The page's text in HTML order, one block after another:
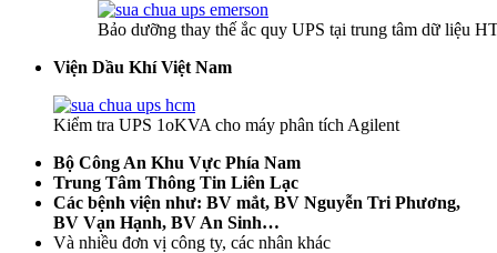
Bảo dưỡng thay thế ắc quy UPS tại trung tâm dữ liệu
Viện Dầu Khí Việt Nam
Kiểm tra UPS 1oKVA cho máy phân tích Agilent
Bộ Công An Khu Vực Phía Nam
Trung Tâm Thông Tin Liên Lạc
Các bệnh viện như: BV mắt, BV Nguyễn Tri Phương,
BV Vạn Hạnh, BV An Sinh…
Và nhiều đơn vị công ty, các nhân khác